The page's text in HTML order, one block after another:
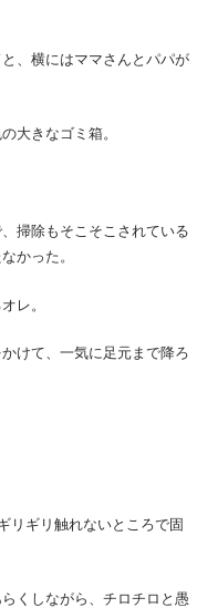
、横にはママさんとパパが
大きなゴミ箱。
掃除もそこそこされている
かった。
レ。
けて、一気に足元まで降ろ
リギリ触れないところで固
くしながら、チロチロと愚